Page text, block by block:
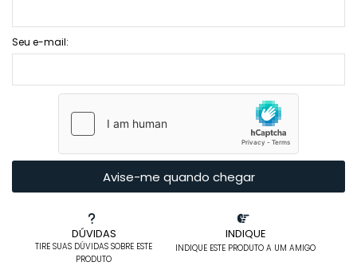
DÚVIDAS
TIRE SUAS DÚVIDAS SOBRE ESTE
PRODUTO
INDIQUE
INDIQUE ESTE PRODUTO A UM AMIGO
Seu e-mail:
Avise-me quando chegar